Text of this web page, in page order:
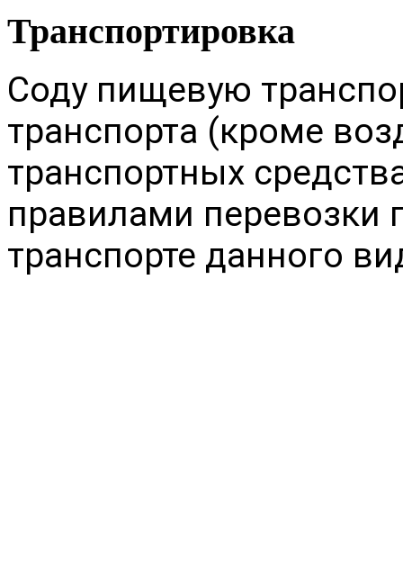
Транспортировка
Соду пищевую
транспорта (кроме
транспортных
правилами перевозки
транспорте данного